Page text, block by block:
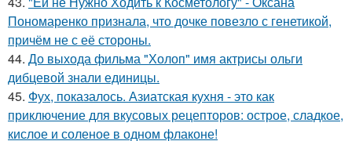
Пономаренко признала, что дочке повезло с генетикой,
причём не с её стороны.
44. До выхода фильма "Холоп" имя актрисы ольги
дибцевой знали единицы.
45. Фух, показалось. Азиатская кухня - это как
приключение для вкусовых рецепторов: острое, сладкое,
кислое и соленое в одном флаконе!